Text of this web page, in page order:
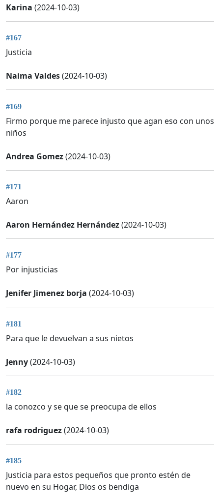
Karina (2024-10-03)
#167
Justicia
Naima Valdes(2024-10-03)
#169
Firmo porque me parece injusto que agan eso con unos
niños
Andrea Gomez(2024-10-03)
#171
Aaron
Aaron Hernández Hernández(2024-10-03)
#177
Por injusticias
Jenifer Jimenez borja (2024-10-03)
#181
Para que le devuelvan a sus nietos
Jenny(2024-10-03)
#182
la conozco y se que se preocupa de ellos
rafa rodriguez(2024-10-03)
#185
Justicia para estos pequeños que pronto estén de
nuevo en su Hogar, Dios os bendiga